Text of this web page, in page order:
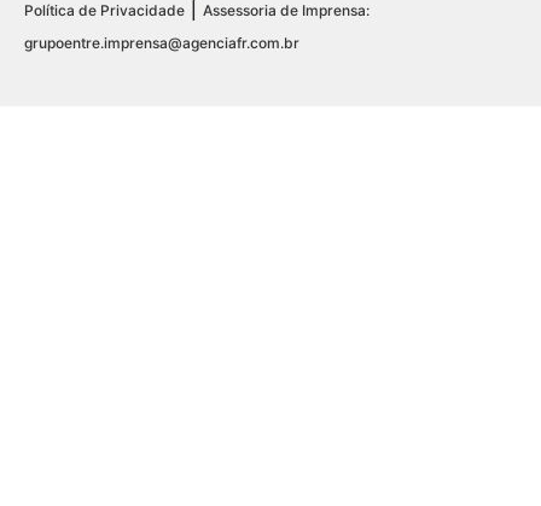
Política de Privacidade
Assessoria de Imprensa:
grupoentre.imprensa@agenciafr.com.br